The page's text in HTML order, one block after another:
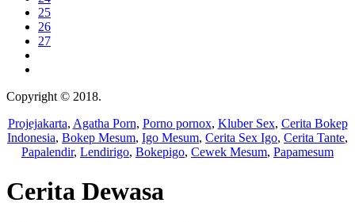
25
26
27
Copyright © 2018.
Projejakarta, Agatha Porn, Porno pornox, Kluber Sex, Cerita Bokep
Indonesia, Bokep Mesum, Igo Mesum, Cerita Sex Igo, Cerita Tante,
Papalendir, Lendirigo, Bokepigo, Cewek Mesum, Papamesum
Cerita Dewasa